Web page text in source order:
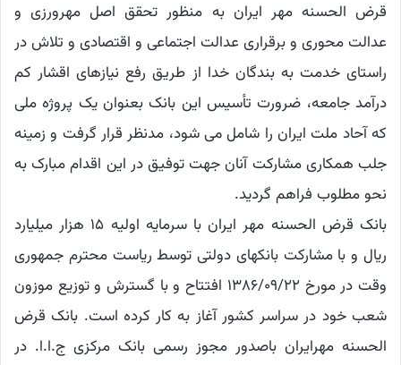
قرض الحسنه مهر ایران به منظور تحقق اصل مهرورزی و
عدالت محوری و برقراری عدالت اجتماعی و اقتصادی و تلاش در
راستای خدمت به بندگان خدا از طریق رفع نیازهای اقشار کم
درآمد جامعه، ضرورت تأسیس این بانک بعنوان یک پروژه ملی
که آحاد ملت ایران را شامل می شود، مدنظر قرار گرفت و زمینه
جلب همکاری مشارکت آنان جهت توفیق در این اقدام مبارک به
نحو مطلوب فراهم گردید.
بانک قرض الحسنه مهر ایران با سرمایه اولیه ۱۵ هزار میلیارد
ریال و با مشارکت بانکهای دولتی توسط ریاست محترم جمهوری
وقت در مورخ ۱۳۸۶/۰۹/۲۲ افتتاح و با گسترش و توزیع موزون
شعب خود در سراسر کشور آغاز به کار کرده است. بانک قرض
الحسنه مهرایران باصدور مجوز رسمی بانک مرکزی ج.ا.ا. در